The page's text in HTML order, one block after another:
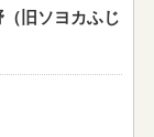
旧ソヨカふじ